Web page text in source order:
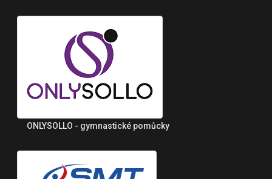
ONLYSOLLO - gymnastické pomůcky